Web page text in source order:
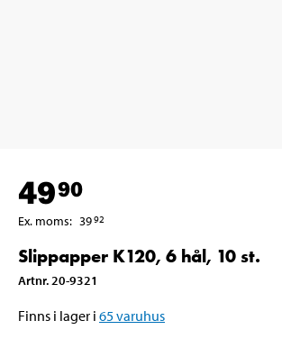
4990
Ex. moms: 3992
Slippapper K120, 6 hål, 10 st.
Artnr. 20-9321
Finns i lager i 65varuhus